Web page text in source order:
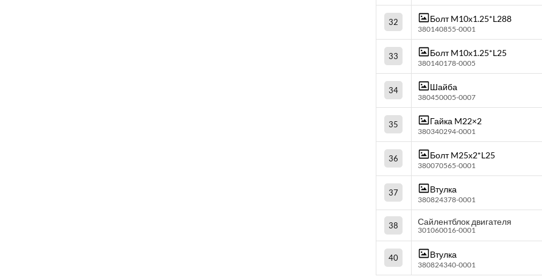
32 Болт M10х1.25*L288
380140855-0001
33 Болт M10х1.25*L25
380140178-0005
34 Шайба
380450005-0007
35 Гайка M22×2
380340294-0001
36 Болт M25х2*L25
380070565-0001
37 Втулка
380824378-0001
38 Сайлентблок двигателя
301060016-0001
40 Втулка
380824340-0001